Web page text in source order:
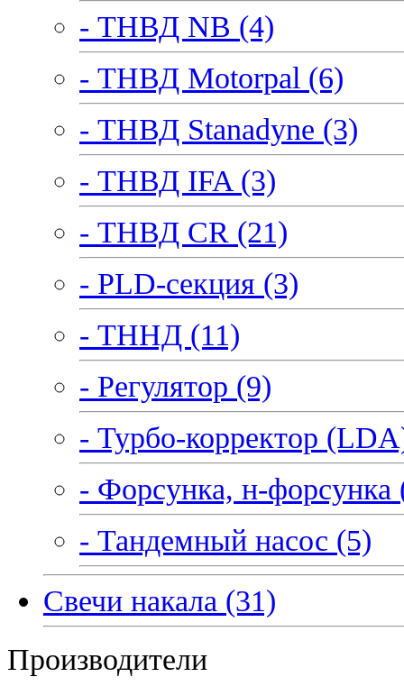
- ТНВД NB (4)
- ТНВД Motorpal (6)
- ТНВД Stanadyne (3)
- ТНВД IFA (3)
- ТНВД CR (21)
- PLD-секция (3)
- ТННД (11)
- Регулятор (9)
- Турбо-корректор
- Форсунка, н-форсунка
- Тандемный насос (5)
Свечи накала (31)
Производители